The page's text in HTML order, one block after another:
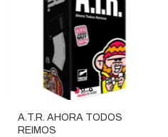
A.T.R. AHORA TODOS
REIMOS